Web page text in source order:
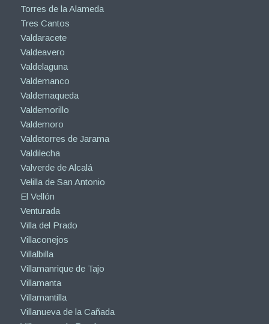
Torres de la Alameda
Tres Cantos
Valdaracete
Valdeavero
Valdelaguna
Valdemanco
Valdemaqueda
Valdemorillo
Valdemoro
Valdetorres de Jarama
Valdilecha
Valverde de Alcalá
Velilla de San Antonio
El Vellón
Venturada
Villa del Prado
Villaconejos
Villalbilla
Villamanrique de Tajo
Villamanta
Villamantilla
Villanueva de la Cañada